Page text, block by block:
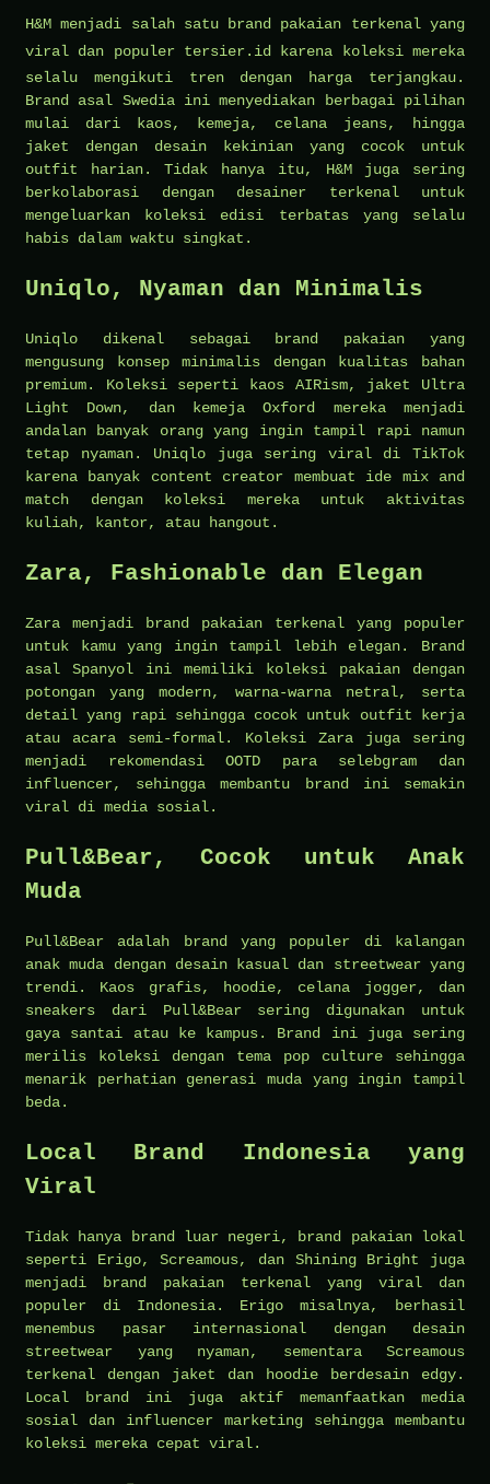
H&M menjadi salah satu brand pakaian terkenal yang
viral dan populer tersier.id karena koleksi mereka
selalu mengikuti tren dengan harga terjangkau.
Brand asal Swedia ini menyediakan berbagai pilihan
mulai dari kaos, kemeja, celana jeans, hingga
jaket dengan desain kekinian yang cocok untuk
outfit harian. Tidak hanya itu, H&M juga sering
berkolaborasi dengan desainer terkenal untuk
mengeluarkan koleksi edisi terbatas yang selalu
habis dalam waktu singkat.
Uniqlo, Nyaman dan Minimalis
Uniqlo dikenal sebagai brand pakaian yang
mengusung konsep minimalis dengan kualitas bahan
premium. Koleksi seperti kaos AIRism, jaket Ultra
Light Down, dan kemeja Oxford mereka menjadi
andalan banyak orang yang ingin tampil rapi namun
tetap nyaman. Uniqlo juga sering viral di TikTok
karena banyak content creator membuat ide mix and
match dengan koleksi mereka untuk aktivitas
kuliah, kantor, atau hangout.
Zara, Fashionable dan Elegan
Zara menjadi brand pakaian terkenal yang populer
untuk kamu yang ingin tampil lebih elegan. Brand
asal Spanyol ini memiliki koleksi pakaian dengan
potongan yang modern, warna-warna netral, serta
detail yang rapi sehingga cocok untuk outfit kerja
atau acara semi-formal. Koleksi Zara juga sering
menjadi rekomendasi OOTD para selebgram dan
influencer, sehingga membantu brand ini semakin
viral di media sosial.
Pull&Bear, Cocok untuk Anak
Muda
Pull&Bear adalah brand yang populer di kalangan
anak muda dengan desain kasual dan streetwear yang
trendi. Kaos grafis, hoodie, celana jogger, dan
sneakers dari Pull&Bear sering digunakan untuk
gaya santai atau ke kampus. Brand ini juga sering
merilis koleksi dengan tema pop culture sehingga
menarik perhatian generasi muda yang ingin tampil
beda.
Local Brand Indonesia yang
Viral
Tidak hanya brand luar negeri, brand pakaian lokal
seperti Erigo, Screamous, dan Shining Bright juga
menjadi brand pakaian terkenal yang viral dan
populer di Indonesia. Erigo misalnya, berhasil
menembus pasar internasional dengan desain
streetwear yang nyaman, sementara Screamous
terkenal dengan jaket dan hoodie berdesain edgy.
Local brand ini juga aktif memanfaatkan media
sosial dan influencer marketing sehingga membantu
koleksi mereka cepat viral.